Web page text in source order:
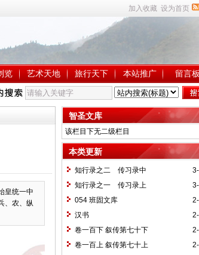
加入收藏 设为首页
览 艺术天地 旅行天下 本站推广 留言板
皇统一中
、农、纵
智圣文库
该栏目下无二级栏目
本类更新
知行录之二 传习录中
知行录之一 传习录上
054 班固文库
汉书
卷一百下 叙传第七十下
卷一百上 叙传第七十上